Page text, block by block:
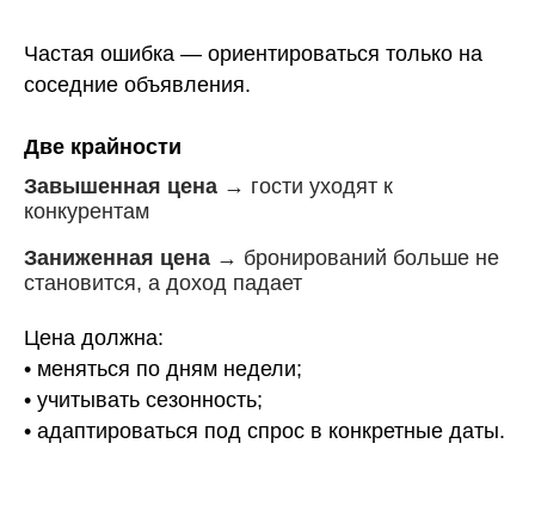
Частая ошибка — ориентироваться только на
соседние объявления.
Две крайности
Завышенная цена → гости уходят к
конкурентам
Заниженная цена → бронирований больше не
становится, а доход падает
Цена должна:
• меняться по дням недели;
• учитывать сезонность;
• адаптироваться под спрос в конкретные даты.